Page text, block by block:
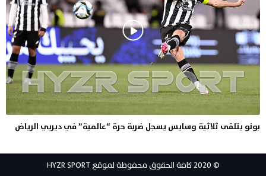
بونو يتلقى ثلاثية وسايس يسجل ضربة حرة “عالمية” في ديربي الرياض
© 2020 كافة الحقوق محفوظة لموقع HYZR SPORT